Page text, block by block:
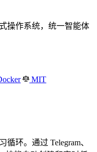
操作系统，统一智能体
MIT
环。通过 Telegram、